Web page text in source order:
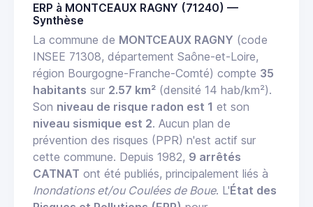
ERP à MONTCEAUX RAGNY (71240) —
Synthèse
La commune de MONTCEAUX RAGNY (code
INSEE 71308, département Saône-et-Loire,
région Bourgogne-Franche-Comté) compte 35
habitants sur 2.57 km² (densité 14 hab/km²).
Son niveau de risque radon est 1 et son
niveau sismique est 2. Aucun plan de
prévention des risques (PPR) n'est actif sur
cette commune. Depuis 1982, 9 arrêtés
CATNAT ont été publiés, principalement liés à
Inondations et/ou Coulées de Boue. L'État des